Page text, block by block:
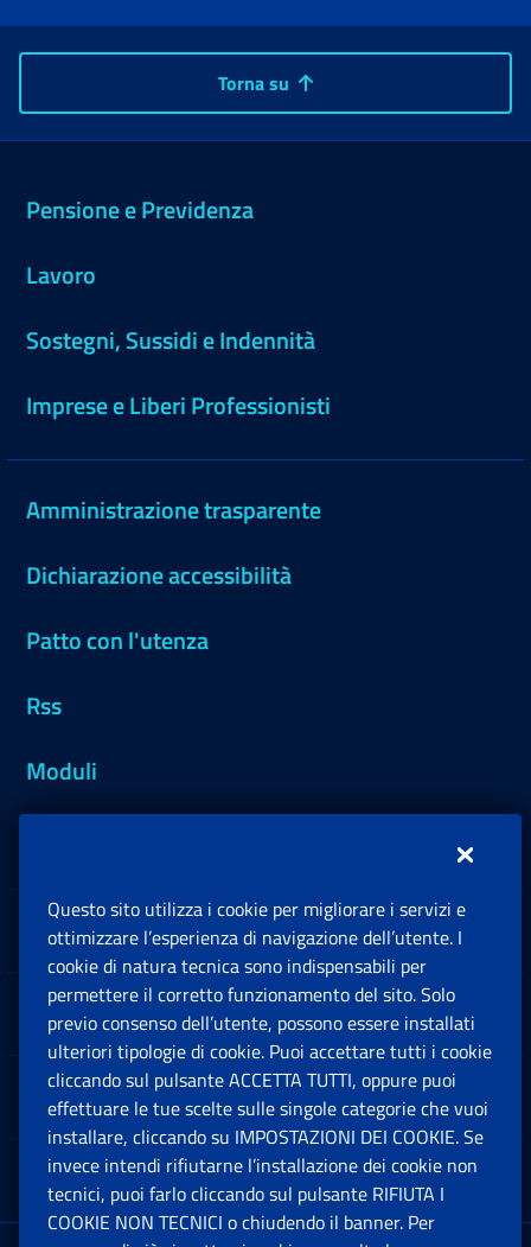
Torna su
Pensione e Previdenza
Lavoro
Sostegni, Sussidi e Indennità
Imprese e Liberi Professionisti
Amministrazione trasparente
Dichiarazione accessibilità
Patto con l'utenza
Rss
Moduli
Sedi e Contatti
Software
Note Legali
App mobile
Questo sito utilizza i cookie per migliorare i servizi e
ottimizzare l’esperienza di navigazione dell’utente. I
cookie di natura tecnica sono indispensabili per
permettere il corretto funzionamento del sito. Solo
previo consenso dell’utente, possono essere installati
ulteriori tipologie di cookie. Puoi accettare tutti i cookie
cliccando sul pulsante ACCETTA TUTTI, oppure puoi
effettuare le tue scelte sulle singole categorie che vuoi
installare, cliccando su IMPOSTAZIONI DEI COOKIE. Se
invece intendi rifiutarne l’installazione dei cookie non
tecnici, puoi farlo cliccando sul pulsante RIFIUTA I
COOKIE NON TECNICI o chiudendo il banner. Per